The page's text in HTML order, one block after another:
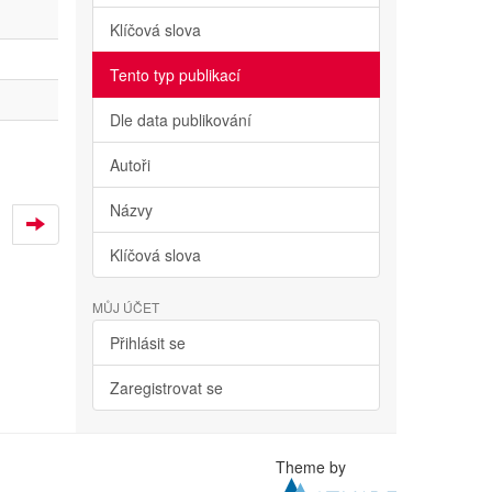
Klíčová slova
Tento typ publikací
Dle data publikování
Autoři
Názvy
Klíčová slova
MŮJ ÚČET
Přihlásit se
Zaregistrovat se
Theme by